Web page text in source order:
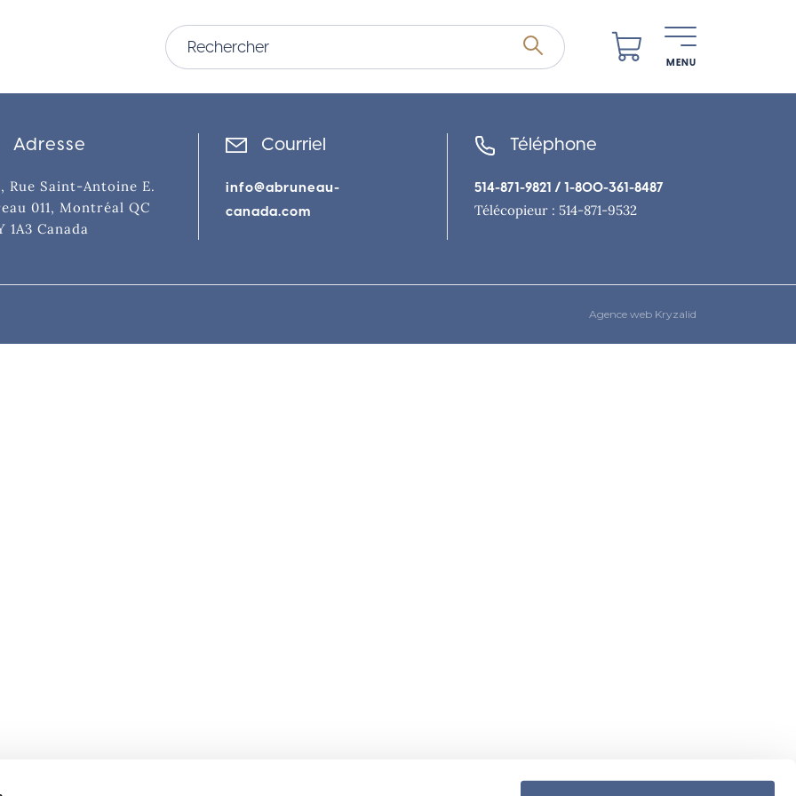
MENU
Adresse
Rue Saint-Antoine E.
011, Montréal QC
1A3 Canada
Courriel
info@abruneau-
canada.com
Téléphone
514-871-9821 / 1-800-361-8487
Télécopieur : 514-871-9532
Agence web Kryzalid